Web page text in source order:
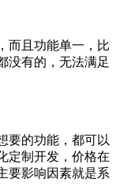
而且功能单一，比
没有的，无法满足
要的功能，都可以
定制开发，价格在
要影响因素就是系